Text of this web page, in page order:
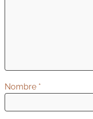
n
t
r
a
Nombre *